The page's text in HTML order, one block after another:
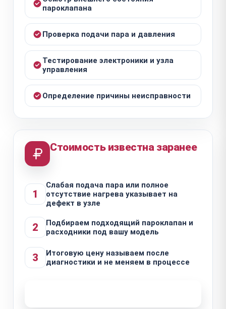
пароклапана
Проверка подачи пара и давления
Тестирование электроники и узла
управления
Определение причины неисправности
Стоимость известна заранее
1
Слабая подача пара или полное
отсутствие нагрева указывает на
дефект в узле
2
Подбираем подходящий пароклапан и
расходники под вашу модель
3
Итоговую цену называем после
диагностики и не меняем в процессе